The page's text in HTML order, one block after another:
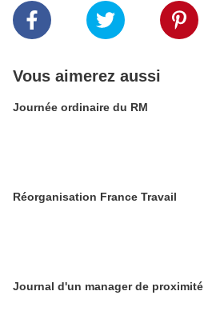
Vous aimerez aussi
Journée ordinaire du RM
Réorganisation France Travail
Journal d'un manager de proximité